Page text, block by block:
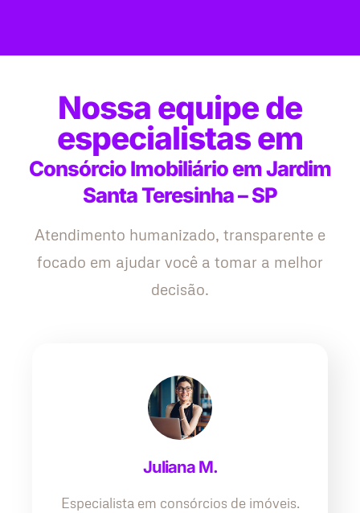
Nossa equipe de
especialistas em
Consórcio Imobiliário em Jardim
Santa Teresinha – SP
Atendimento humanizado, transparente e
focado em ajudar você a tomar a melhor
decisão.
Juliana M.
Especialista em consórcios de imóveis.